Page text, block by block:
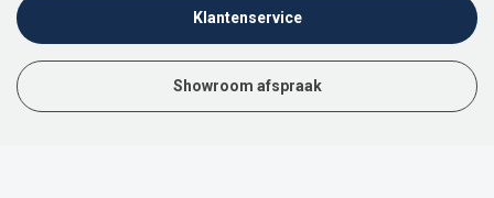
Klantenservice
Showroom afspraak